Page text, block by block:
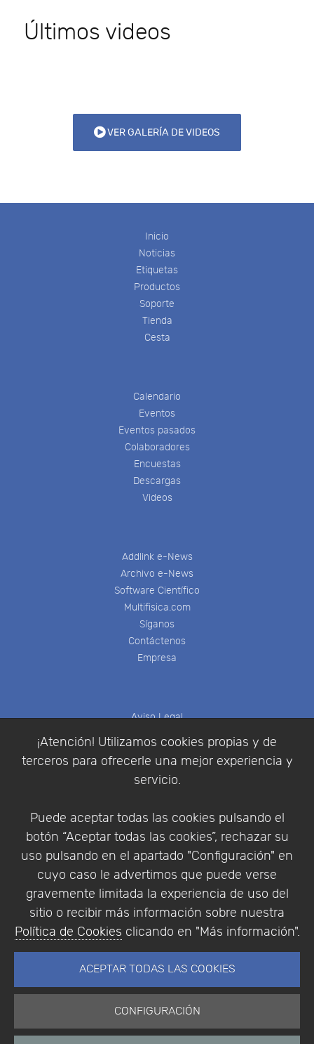
¡Atención! Utilizamos cookies propias y de
terceros para ofrecerle una mejor experiencia y
servicio.
Puede aceptar todas las cookies pulsando el
botón “Aceptar todas las cookies”, rechazar su
uso pulsando en el apartado "Configuración" en
cuyo caso le advertimos que puede verse
gravemente limitada la experiencia de uso del
sitio o recibir más información sobre nuestra
Política de Cookies clicando en "Más información".
ACEPTAR TODAS LAS COOKIES
CONFIGURACIÓN
Últimos videos
VER GALERÍA DE VIDEOS
Inicio
Noticias
Etiquetas
Productos
Soporte
Tienda
Cesta
Calendario
Eventos
Eventos pasados
Colaboradores
Encuestas
Descargas
Videos
Addlink e-News
Archivo e-News
Software Científico
Multifisica.com
Síganos
Contáctenos
Empresa
Aviso Legal
Condiciones de compra
Identificarse
Empresa|Aviso Legal| Política de Privacidad |
Política de Cookies
© Copyright 1994 - 2026. Addlink Software
Científico, S.L.
Portugal.